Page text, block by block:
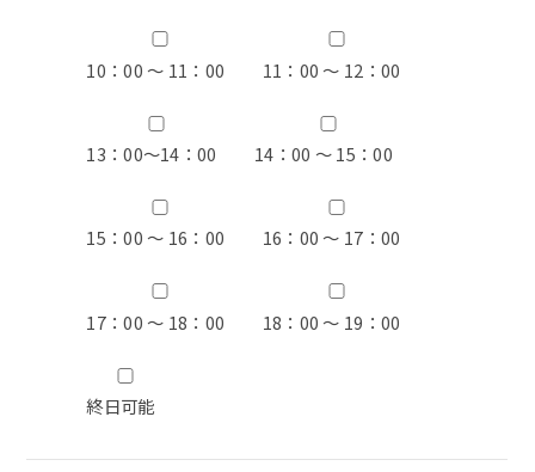
10：00 ～ 11：00 11：00 ～ 12：00
13：00〜14：00 14：00 ～ 15：00
15：00 ～ 16：00 16：00 ～ 17：00
17：00 ～ 18：00 18：00 ～ 19：00
終日可能